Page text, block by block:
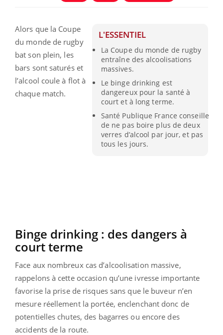
L'ESSENTIEL
La Coupe du monde de rugby
entraîne des alcoolisations
massives.
Le binge drinking est
dangereux pour la santé à
court et à long terme.
Santé Publique France conseille
de ne pas boire plus de deux
verres d’alcool par jour, et pas
tous les jours.
Alors que la Coupe
du monde de rugby
bat son plein, les
bars sont saturés et
l’alcool coule à flot à
chaque match.
Binge drinking : des dangers à
court terme
Face aux nombreux cas d’alcoolisation massive,
rappelons à cette occasion qu’une ivresse importante
favorise la prise de risques sans que le buveur n’en
mesure réellement la portée, enclenchant donc de
potentielles chutes, des bagarres ou encore des
accidents de la route.